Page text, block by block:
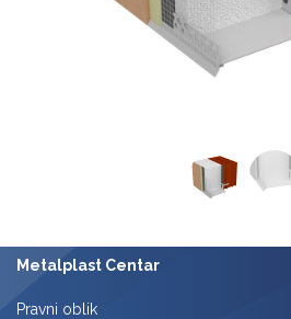
Metalplast Centar
Pravni oblik